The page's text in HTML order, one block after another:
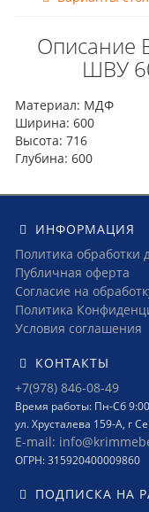
Описание
ШВУ
Материал: МДФ
Ширина: 600
Высота: 716
Глубина: 600
ИНФОРМАЦИЯ
Политика обработки
Публичная оферта
Согласие на
Политика
Условия соглашения
КОНТАКТЫ
+7(978) 846-08-49
Время работы: Пн-Сб
ул. Хрусталева 159-А, г
E-mail:
ОГРН: 315920400009860
ПОДПИСКА НА